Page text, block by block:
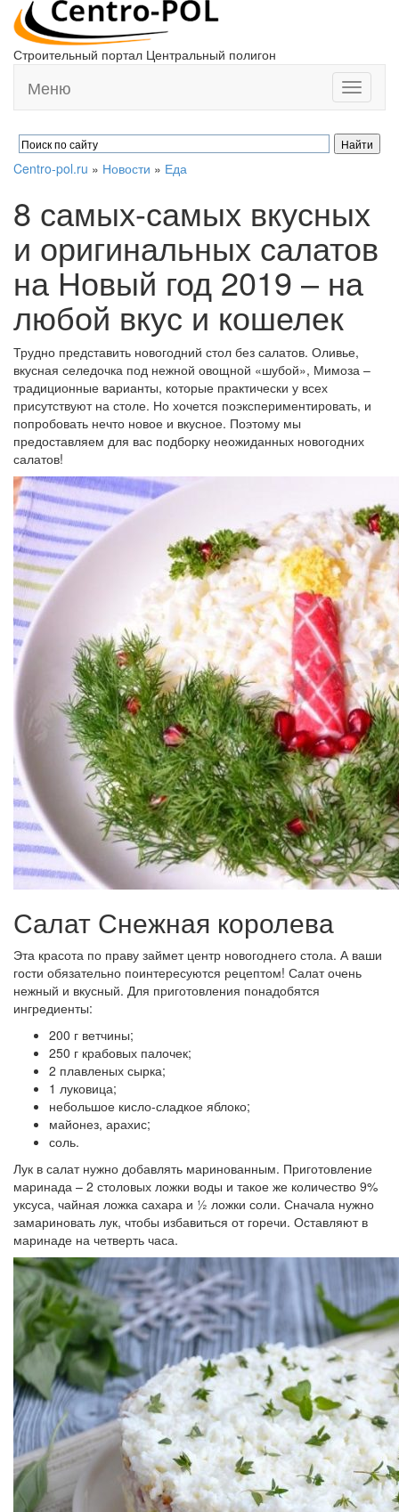
Строительный портал Центральный полигон
Toggle
Меню
Centro-pol.ru » Новости » Еда
8 самых-самых вкусных
и оригинальных салатов
на Новый год 2019 – на
любой вкус и кошелек
Трудно представить новогодний стол без салатов. Оливье,
вкусная селедочка под нежной овощной «шубой», Мимоза –
традиционные варианты, которые практически у всех
присутствуют на столе. Но хочется поэкспериментировать, и
попробовать нечто новое и вкусное. Поэтому мы
предоставляем для вас подборку неожиданных новогодних
салатов!
Салат Снежная королева
Эта красота по праву займет центр новогоднего стола. А ваши
гости обязательно поинтересуются рецептом! Салат очень
нежный и вкусный. Для приготовления понадобятся
ингредиенты:
200 г ветчины;
250 г крабовых палочек;
2 плавленых сырка;
1 луковица;
небольшое кисло-сладкое яблоко;
майонез, арахис;
соль.
Лук в салат нужно добавлять маринованным. Приготовление
маринада – 2 столовых ложки воды и такое же количество 9%
уксуса, чайная ложка сахара и ½ ложки соли. Сначала нужно
замариновать лук, чтобы избавиться от горечи. Оставляют в
маринаде на четверть часа.